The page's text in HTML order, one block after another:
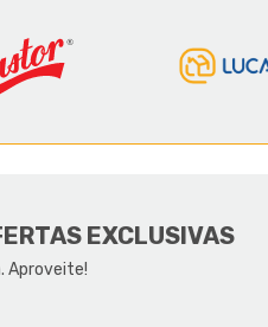
SOBRE A LUCAS
EXCLUSIVAS
Aproveite!